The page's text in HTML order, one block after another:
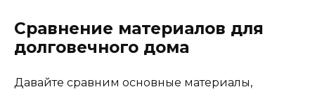
Сравнение материалов для
долговечного дома
Давайте сравним основные материалы,